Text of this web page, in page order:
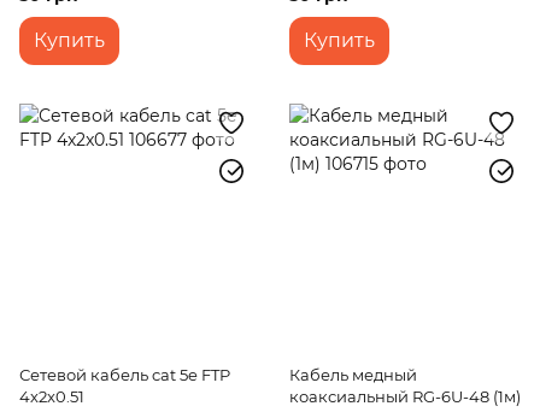
Купить Купить
Сетевой кабель cat 5e FTP
4х2x0.51
Кабель медный
коаксиальный RG-6U-48 (1м)